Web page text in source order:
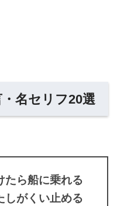
名セリフ20選
たら船に乗れる
しがくい止める